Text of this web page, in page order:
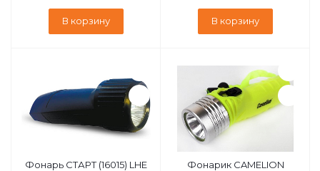
В корзину В корзину
Фонарь СТАРТ (16015) LHE
Фонарик CAMELION